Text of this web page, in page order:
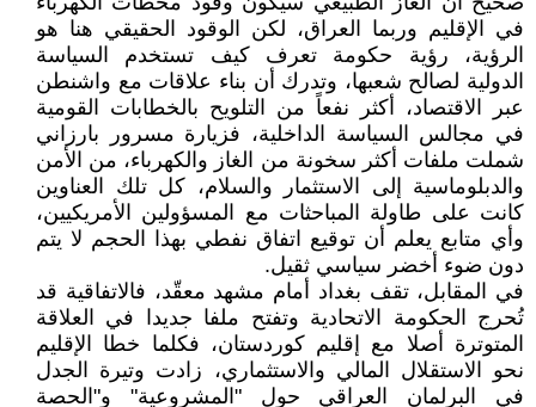
في الإقليم وربما العراق، لكن الوقود الحقيقي هنا هو
الرؤية، رؤية حكومة تعرف كيف تستخدم السياسة
الدولية لصالح شعبها، وتدرك أن بناء علاقات مع واشنطن
عبر الاقتصاد، أكثر نفعاً من التلويح بالخطابات القومية
في مجالس السياسة الداخلية، فزيارة مسرور بارزاني
شملت ملفات أكثر سخونة من الغاز والكهرباء، من الأمن
والدبلوماسية إلى الاستثمار والسلام، كل تلك العناوين
كانت على طاولة المباحثات مع المسؤولين الأمريكيين،
وأي متابع يعلم أن توقيع اتفاق نفطي بهذا الحجم لا يتم
دون ضوء أخضر سياسي ثقيل.
في المقابل، تقف بغداد أمام مشهد معقّد، فالاتفاقية قد
تُحرج الحكومة الاتحادية وتفتح ملفا جديدا في العلاقة
المتوترة أصلا مع إقليم كوردستان، فكلما خطا الإقليم
نحو الاستقلال المالي والاستثماري، زادت وتيرة الجدل
في البرلمان العراقي حول "المشروعية" و"الحصة